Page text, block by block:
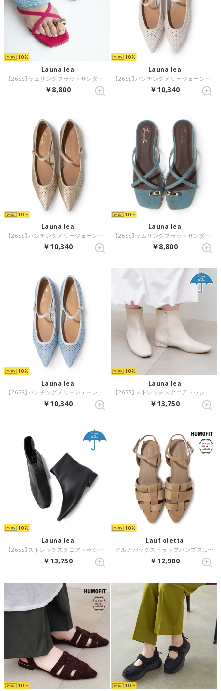
10
Launa lea
【26SS】サムリングフラットサンダル(0632) （ローズS/C）
￥8,800
10
Launa lea
【26SS】パンチングメリージェーンフラットパンプス(0631) （アイボリー）
￥10,340
10
Launa lea
【26SS】パンチングメリージェーンフラットパンプス(0631) （プラチナ）
￥10,340
10
Launa lea
【26SS】サムリングフラットサンダル(0632) （ブルーグリーンS/C）
￥8,800
10
Launa lea
【26SS】パンチングメリージェーンフラットパンプス(0631) （ブルーグレー）
￥10,340
10
Launa lea
【26SS】ストレッチスクエアトゥショートブーツ(R9024) （アイボリー）
￥13,750
10
Launa lea
【26SS】ストレッチスクエアトゥショートブーツ(R9024) （ブラック）
￥13,750
10
Lauf oletta
グルカバックストラップパンプス(LH123) （BEIGE-S）
￥12,980
10 10